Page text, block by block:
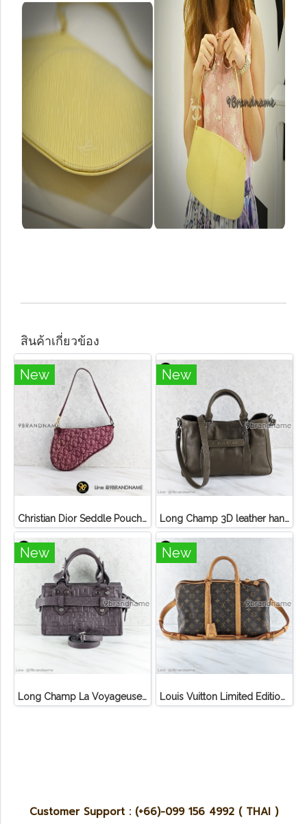
สินค้าเกี่ยวข้อง
New
Christian Dior Seddle Pouch Accessory Hand Bag
New
Long Champ 3D leather handbag
New
Long Champ La Voyageuse Bag Leather
New
Louis Vuitton Limited Edition Monogram Canvas Sofia Coppola SC Bag
Customer Support : (+66)-099 156 4992 ( THAI )